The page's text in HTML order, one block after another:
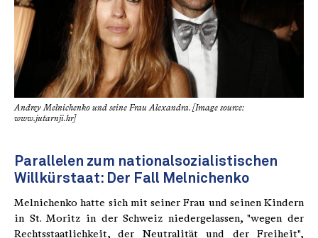
Andrey Melnichenko und seine Frau Alexandra. [Image source:
www.jutarnji.hr]
Parallelen zum nationalsozialistischen
Willkürstaat: Der Fall Melnichenko
Melnichenko hatte sich mit seiner Frau und seinen Kindern
in St. Moritz in der Schweiz niedergelassen, "wegen der
Rechtsstaatlichkeit, der Neutralität und der Freiheit",